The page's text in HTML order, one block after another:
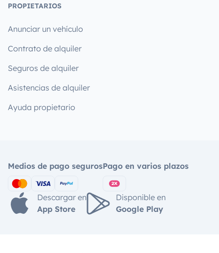
PROPIETARIOS
Anunciar un vehículo
Contrato de alquiler
Seguros de alquiler
Asistencias de alquiler
Ayuda propietario
Medios de pago segurosPago en varios plazos
Descargar en
App Store
Disponible en
Google Play